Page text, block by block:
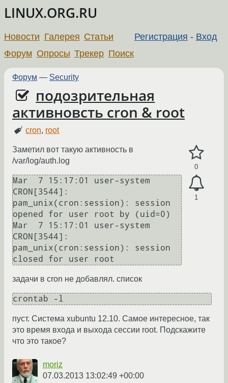
LINUX.ORG.RU
Регистрация - Вход
Новости Галерея Статьи
Форум Опросы Трекер Поиск
Форум — Security
подозрительная
активновсть cron & root
cron, root
0
1
Заметил вот такую активность в
/var/log/auth.log
Mar  7 15:17:01 user-system
CRON[3544]:
pam_unix(cron:session): session
opened for user root by (uid=0)
Mar  7 15:17:01 user-system
CRON[3544]:
pam_unix(cron:session): session
задачи в cron не добавлял. список
crontab -l
пуст. Система xubuntu 12.10. Самое интересное, так
это время входа и выхода сессии root. Подскажите
что это такое?
moriz
07.03.2013 13:02:49 +00:00